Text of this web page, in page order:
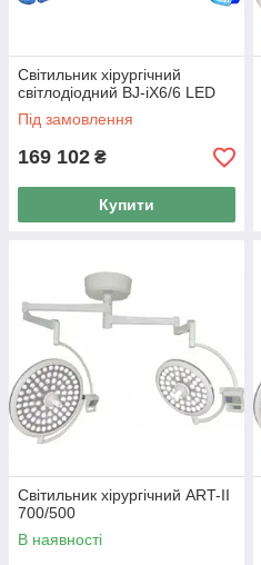
Світильник хірургічний
світлодіодний BJ-iX6/6 LED
Під замовлення
169 102 ₴
Купити
Світильник хірургічний ART-II
700/500
В наявності